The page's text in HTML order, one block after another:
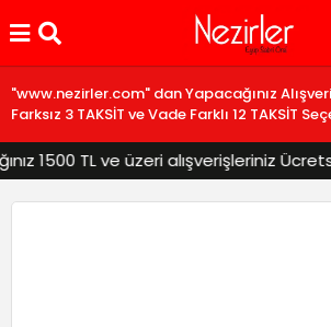
"www.nezirler.com" dan Yapacağınız
Farksız 3 TAKSİT ve Vade Farklı 12 TAKSİT
1500 TL ve üzeri alışverişleriniz